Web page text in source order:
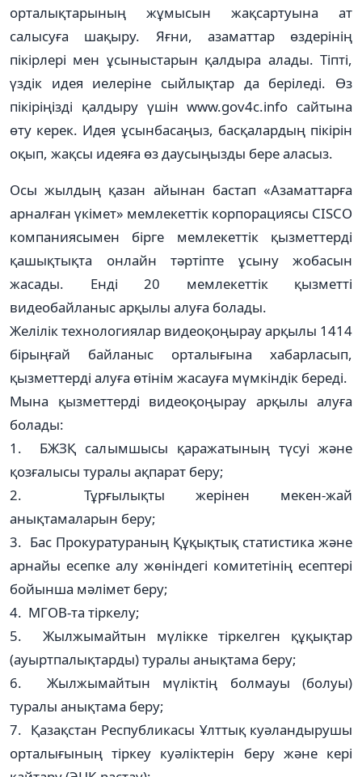
орталықтарының жұмысын жақсартуына ат
салысуға шақыру. Яғни, азаматтар өздерінің
пікірлері мен ұсыныстарын қалдыра алады. Тіпті,
үздік идея иелеріне сыйлықтар да беріледі. Өз
пікіріңізді қалдыру үшін www.gov4c.info сайтына
өту керек. Идея ұсынбасаңыз, басқалардың пікірін
оқып, жақсы идеяға өз даусыңызды бере аласыз.
Осы жылдың қазан айынан бастап «Азаматтарға
арналған үкімет» мемлекеттік корпорациясы CISCO
компаниясымен бірге мемлекеттік қызметтерді
қашықтықта онлайн тәртіпте ұсыну жобасын
жасады. Енді 20 мемлекеттік қызметті
видеобайланыс арқылы алуға болады.
Желілік технологиялар видеоқоңырау арқылы 1414
бірыңғай байланыс орталығына хабарласып,
қызметтерді алуға өтінім жасауға мүмкіндік береді.
Мына қызметтерді видеоқоңырау арқылы алуға
болады:
1. БЖЗҚ салымшысы қаражатының түсуі және
қозғалысы туралы ақпарат беру;
2. Тұрғылықты жерінен мекен-жай
анықтамаларын беру;
3. Бас Прокуратураның Құқықтық статистика және
арнайы есепке алу жөніндегі комитетінің есептері
бойынша мәлімет беру;
4. МГОВ-та тіркелу;
5. Жылжымайтын мүлікке тіркелген құқықтар
(ауыртпалықтарды) туралы анықтама беру;
6. Жылжымайтын мүліктің болмауы (болуы)
туралы анықтама беру;
7. Қазақстан Республикасы Ұлттық куәландырушы
орталығының тіркеу куәліктерін беру және кері